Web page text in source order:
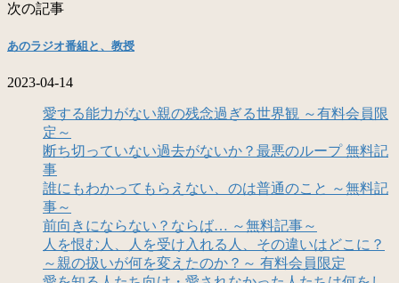
次の記事
あのラジオ番組と、教授
2023-04-14
愛する能力がない親の残念過ぎる世界観 ～有料会員限
定～
断ち切っていない過去がないか？最悪のループ 無料記
事
誰にもわかってもらえない、のは普通のこと ～無料記
事～
前向きにならない？ならば… ～無料記事～
人を恨む人、人を受け入れる人、その違いはどこに？
～親の扱いが何を変えたのか？～ 有料会員限定